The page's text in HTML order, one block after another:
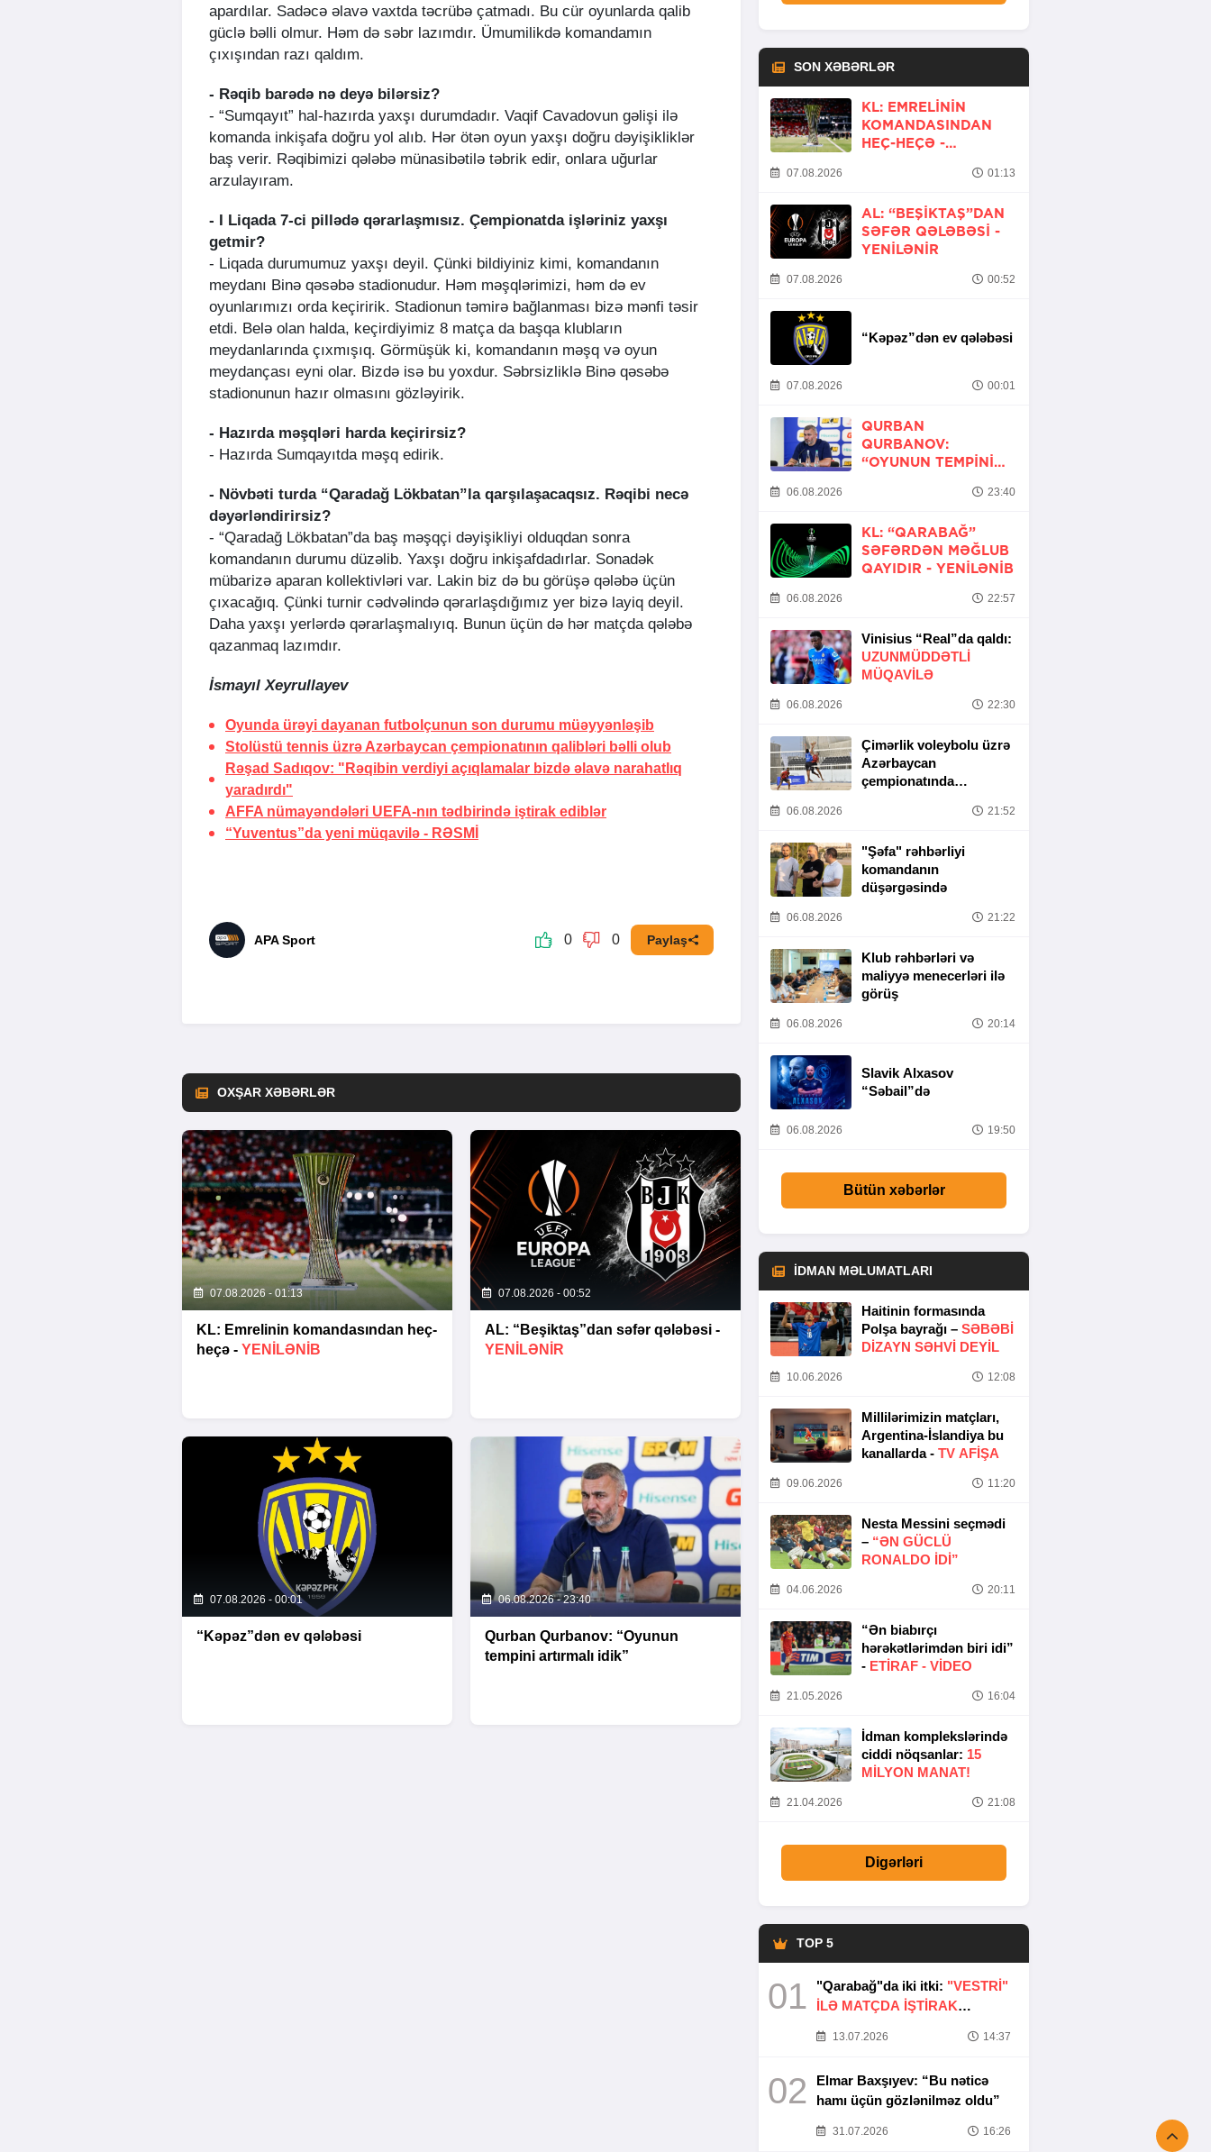
apardılar. Sadəcə əlavə vaxtda təcrübə çatmadı. Bu cür oyunlarda qalib
güclə bəlli olmur. Həm də səbr lazımdır. Ümumilikdə komandamın
çıxışından razı qaldım.
- Rəqib barədə nə deyə bilərsiz?
- “Sumqayıt” hal-hazırda yaxşı durumdadır. Vaqif Cavadovun gəlişi ilə
komanda inkişafa doğru yol alıb. Hər ötən oyun yaxşı doğru dəyişikliklər
baş verir. Rəqibimizi qələbə münasibətilə təbrik edir, onlara uğurlar
arzulayıram.
- I Liqada 7-ci pillədə qərarlaşmısız. Çempionatda işləriniz yaxşı
getmir?
- Liqada durumumuz yaxşı deyil. Çünki bildiyiniz kimi, komandanın
meydanı Binə qəsəbə stadionudur. Həm məşqlərimizi, həm də ev
oyunlarımızı orda keçiririk. Stadionun təmirə bağlanması bizə mənfi təsir
etdi. Belə olan halda, keçirdiyimiz 8 matça da başqa klubların
meydanlarında çıxmışıq. Görmüşük ki, komandanın məşq və oyun
meydançası eyni olar. Bizdə isə bu yoxdur. Səbrsizliklə Binə qəsəbə
stadionunun hazır olmasını gözləyirik.
- Hazırda məşqləri harda keçirirsiz?
- Hazırda Sumqayıtda məşq edirik.
- Növbəti turda “Qaradağ Lökbatan”la qarşılaşacaqsız. Rəqibi necə
dəyərləndirirsiz?
- “Qaradağ Lökbatan”da baş məşqçi dəyişikliyi olduqdan sonra
komandanın durumu düzəlib. Yaxşı doğru inkişafdadırlar. Sonadək
mübarizə aparan kollektivləri var. Lakin biz də bu görüşə qələbə üçün
çıxacağıq. Çünki turnir cədvəlində qərarlaşdığımız yer bizə layiq deyil.
Daha yaxşı yerlərdə qərarlaşmalıyıq. Bunun üçün də hər matçda qələbə
qazanmaq lazımdır.
İsmayıl Xeyrullayev
Oyunda ürəyi dayanan futbolçunun son durumu müəyyənləşib
Stolüstü tennis üzrə Azərbaycan çempionatının qalibləri bəlli olub
Rəşad Sadıqov: "Rəqibin verdiyi açıqlamalar bizdə əlavə narahatlıq
yaradırdı"
AFFA nümayəndələri UEFA-nın tədbirində iştirak ediblər
“Yuventus”da yeni müqavilə - RƏSMİ
APA Sport 0 0 Paylaş
OXŞAR XƏBƏRLƏR
07.08.2026 - 01:13
KL: Emrelinin komandasından heç-
heçə - YENİLƏNİB
07.08.2026 - 00:52
AL: “Beşiktaş”dan səfər qələbəsi -
YENİLƏNİR
07.08.2026 - 00:01
“Kəpəz”dən ev qələbəsi
06.08.2026 - 23:40
Qurban Qurbanov: “Oyunun
tempini artırmalı idik”
SON XƏBƏRLƏR
KL: EMRELININ
KOMANDASINDAN
HEÇ-HEÇƏ -
07.08.2026 01:13
AL: “BEŞIKTAŞ”DAN
SƏFƏR QƏLƏBƏSI -
YENİLƏNİR
07.08.2026 00:52
“Kəpəz”dən ev qələbəsi
07.08.2026 00:01
QURBAN
QURBANOV:
“OYUNUN TEMPINI
06.08.2026 23:40
KL: “QARABAĞ”
SƏFƏRDƏN MƏĞLUB
QAYIDIR - YENİLƏNİB
06.08.2026 22:57
Vinisius “Real”da qaldı:
UZUNMÜDDƏTLİ
MÜQAVİLƏ
06.08.2026 22:30
Çimərlik voleybolu üzrə
Azərbaycan
çempionatında
06.08.2026 21:52
"Şəfa" rəhbərliyi
komandanın
düşərgəsində
06.08.2026 21:22
Klub rəhbərləri və
maliyyə menecerləri ilə
görüş
06.08.2026 20:14
Slavik Alxasov
“Səbail”də
06.08.2026 19:50
Bütün xəbərlər
İDMAN MƏLUMATLARI
Haitinin formasında
Polşa bayrağı – SƏBƏBI
DIZAYN SƏHVI DEYIL
10.06.2026 12:08
Millilərimizin matçları,
Argentina-İslandiya bu
kanallarda - TV AFİŞA
09.06.2026 11:20
Nesta Messini seçmədi
– “ƏN GÜCLÜ
RONALDO IDI”
04.06.2026 20:11
“Ən biabırçı
hərəkətlərimdən biri idi”
- ETIRAF - VİDEO
21.05.2026 16:04
İdman komplekslərində
ciddi nöqsanlar: 15
MILYON MANAT!
21.04.2026 21:08
Digərləri
TOP 5
01 "Qarabağ"da iki itki: "VESTRİ"
İLƏ MATÇDA İŞTİRAK
13.07.2026 14:37
02
Elmar Baxşıyev: “Bu nəticə
hamı üçün gözlənilməz oldu”
31.07.2026 16:26